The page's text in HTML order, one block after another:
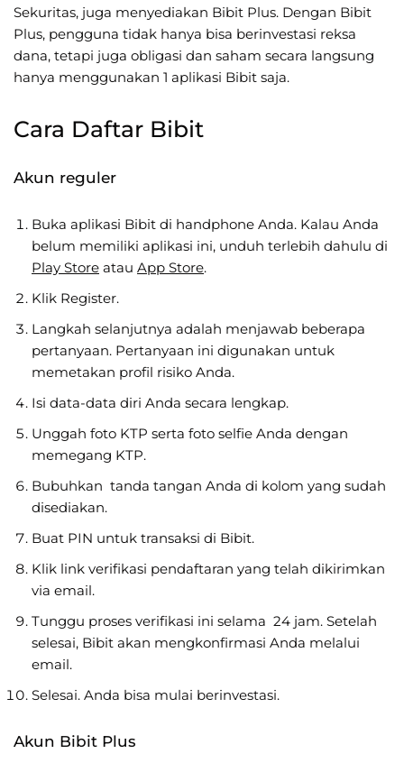
Sekuritas, juga menyediakan Bibit Plus. Dengan Bibit
Plus, pengguna tidak hanya bisa berinvestasi reksa
dana, tetapi juga obligasi dan saham secara langsung
hanya menggunakan 1 aplikasi Bibit saja.
Cara Daftar Bibit
Akun reguler
Buka aplikasi Bibit di handphone Anda. Kalau Anda
belum memiliki aplikasi ini, unduh terlebih dahulu di
Play Store atau App Store.
Klik Register.
Langkah selanjutnya adalah menjawab beberapa
pertanyaan. Pertanyaan ini digunakan untuk
memetakan profil risiko Anda.
Isi data-data diri Anda secara lengkap.
Unggah foto KTP serta foto selfie Anda dengan
memegang KTP.
Bubuhkan tanda tangan Anda di kolom yang sudah
disediakan.
Buat PIN untuk transaksi di Bibit.
Klik link verifikasi pendaftaran yang telah dikirimkan
via email.
Tunggu proses verifikasi ini selama 24 jam. Setelah
selesai, Bibit akan mengkonfirmasi Anda melalui
email.
Selesai. Anda bisa mulai berinvestasi.
Akun Bibit Plus